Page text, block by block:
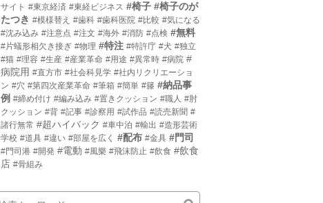
サイト #東京経済 #東経ビジネス #椅子 #椅子のが
たつき #模様替え #歯科 #歯科医院 #比較 #気になる
#沈み込み #注意点 #注文 #海外 #消防 #点検 #無料
#片蟻形相欠き接ぎ #物理 #特注 #特許庁 #犬 #独立
#猫 #理容 #生産 #産業革命 #用途 #異常時 #病院 #
病院用 #直方市 #社会科見学 #社内リクリエーショ
ン #穴 #第四次産業革命 #筆箱 #簡単 #籐 #納品事
例 #締め付け #編み込み #置きクッション #職人 #肘
クッション #背 #記事 #診察用 #試作品 #読売新聞 #
諸行無常 #超ハイバック #車中泊 #輸出 #造形芸術
学校 #道具 #違い #部屋を広く #配布 #金具 #門司
#門司港 #開発 #電動 #風樂 #飛沫防止 #飲食 #飲食
店 #骨組み